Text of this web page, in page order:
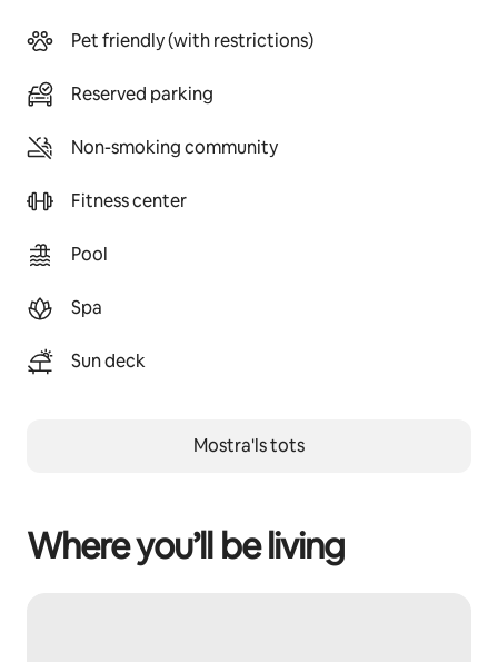
Pet friendly (with restrictions)
Reserved parking
Non-smoking community
Fitness center
Pool
Spa
Sun deck
Mostra'ls tots
Where you’ll be living